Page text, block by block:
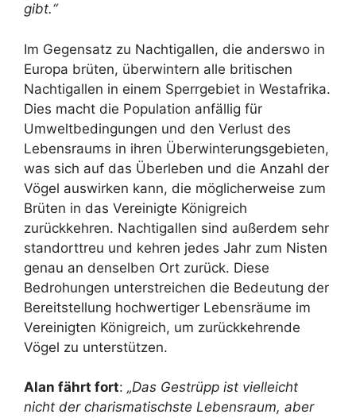
gibt.“
Im Gegensatz zu Nachtigallen, die anderswo in
Europa brüten, überwintern alle britischen
Nachtigallen in einem Sperrgebiet in Westafrika.
Dies macht die Population anfällig für
Umweltbedingungen und den Verlust des
Lebensraums in ihren Überwinterungsgebieten,
was sich auf das Überleben und die Anzahl der
Vögel auswirken kann, die möglicherweise zum
Brüten in das Vereinigte Königreich
zurückkehren. Nachtigallen sind außerdem sehr
standorttreu und kehren jedes Jahr zum Nisten
genau an denselben Ort zurück. Diese
Bedrohungen unterstreichen die Bedeutung der
Bereitstellung hochwertiger Lebensräume im
Vereinigten Königreich, um zurückkehrende
Vögel zu unterstützen.
Alan fährt fort: „Das Gestrüpp ist vielleicht
nicht der charismatischste Lebensraum, aber